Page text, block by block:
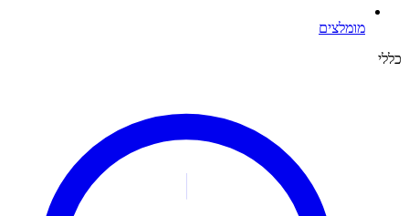
מומלצים
כללי